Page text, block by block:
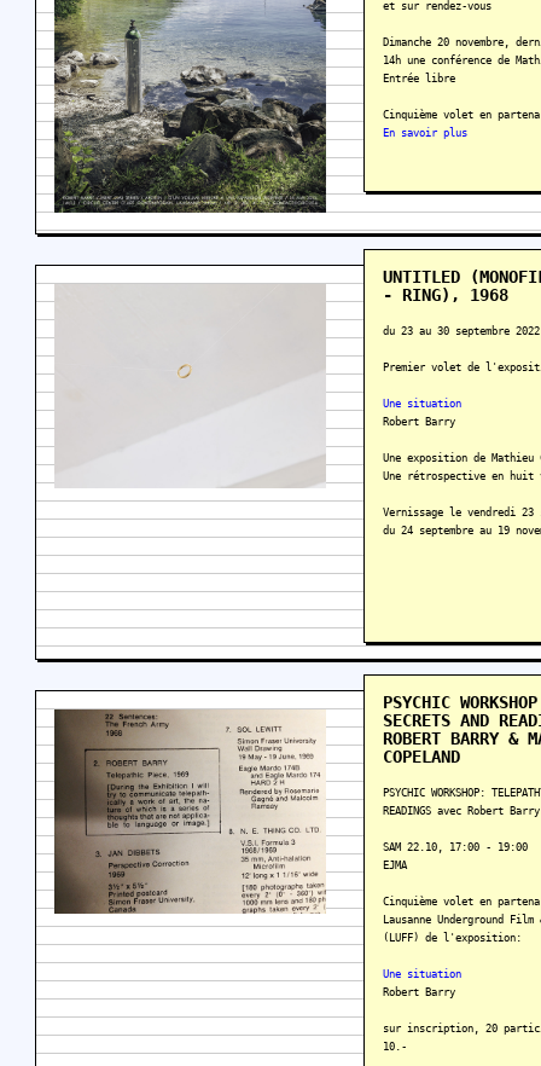
et sur rendez-vous
Dimanche 20 novembre,
14h une conférence de
Entrée libre
Cinquième volet en
En savoir plus
UNTITLED
- RING), 1968
du 23 au 30 septembre
Premier volet de
Une situation
Robert Barry
Une exposition de
Une rétrospective en huit
Vernissage le vendredi 23
du 24 septembre au 19
PSYCHIC
SECRETS AND
ROBERT BARRY &
COPELAND
PSYCHIC WORKSHOP:
READINGS avec Robert
SAM 22.10, 17:00 - 19:00
EJMA
Cinquième volet en
Lausanne Underground
(LUFF) de l'exposition:
Une situation
Robert Barry
sur inscription, 20
10.-